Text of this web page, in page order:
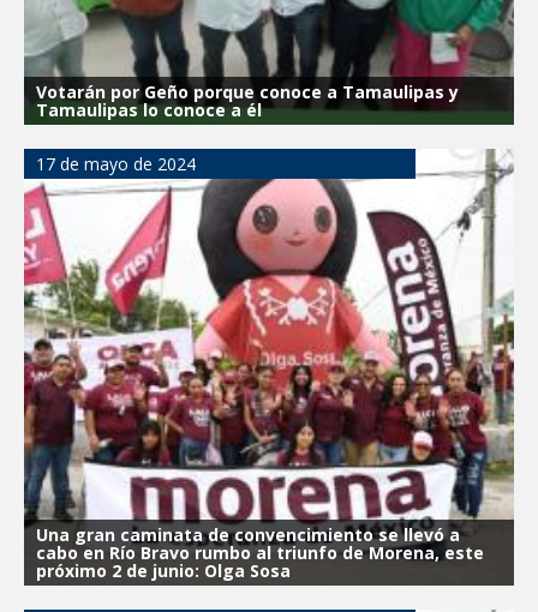
Votarán por Geño porque conoce a Tamaulipas y
Tamaulipas lo conoce a él
17 de mayo de 2024
Una gran caminata de convencimiento se llevó a
cabo en Río Bravo rumbo al triunfo de Morena, este
próximo 2 de junio: Olga Sosa